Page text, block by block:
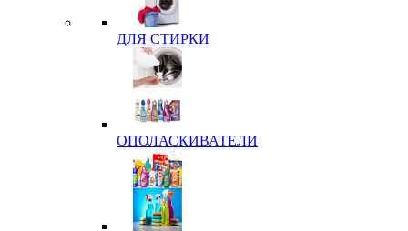
ДЛЯ СТИРКИ
ОПОЛАСКИВАТЕЛИ